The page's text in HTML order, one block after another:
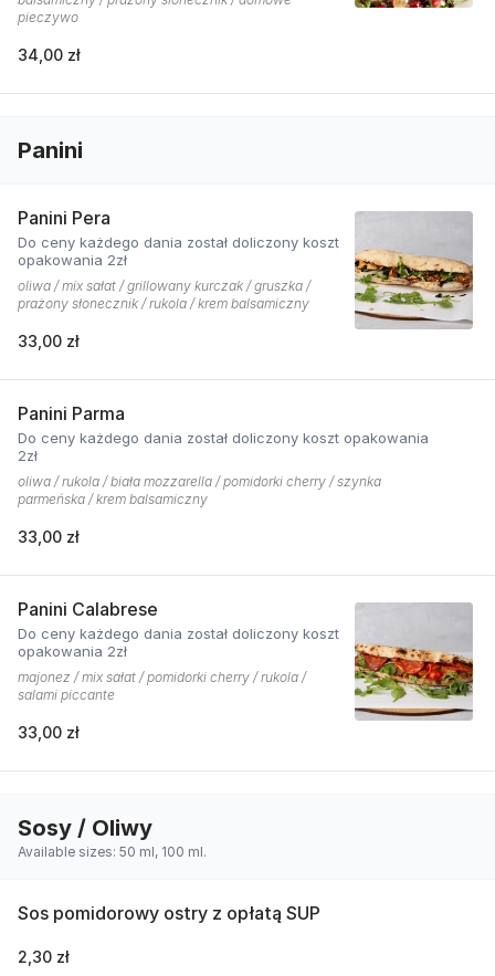
pieczywo
34,00 zł
Panini
Panini Pera
Do ceny każdego dania został doliczony koszt
opakowania 2zł
oliwa / mix sałat / grillowany kurczak / gruszka /
prażony słonecznik / rukola / krem balsamiczny
33,00 zł
Panini Parma
Do ceny każdego dania został doliczony koszt opakowania
2zł
oliwa / rukola / biała mozzarella / pomidorki cherry / szynka
parmeńska / krem balsamiczny
33,00 zł
Panini Calabrese
Do ceny każdego dania został doliczony koszt
opakowania 2zł
majonez / mix sałat / pomidorki cherry / rukola /
salami piccante
33,00 zł
Sosy / Oliwy
Available sizes: 50 ml, 100 ml.
Sos pomidorowy ostry z opłatą SUP
2,30 zł